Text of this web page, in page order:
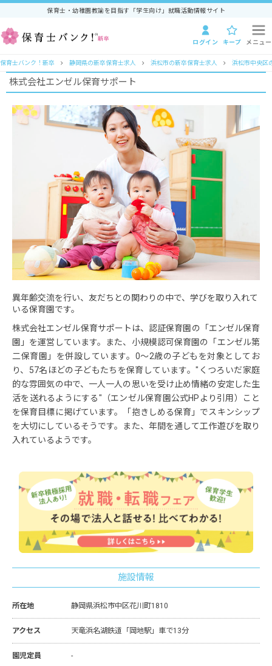
保育士・幼稚園教諭を目指す「学生向け」就職活動情報サイト
ログイン キープ メニュー
保育士バンク！新卒 静岡県の新卒保育士求人 浜松市の新卒保育士求人 浜松市中央区
株式会社エンゼル保育サポート
異年齢交流を行い、友だちとの関わりの中で、学びを取り入れて
いる保育園です。
株式会社エンゼル保育サポートは、認証保育園の「エンゼル保育
園」を運営しています。また、小規模認可保育園の「エンゼル第
二保育園」を併設しています。0～2歳の子どもを対象としてお
り、57名ほどの子どもたちを保育しています。"くつろいだ家庭
的な雰囲気の中で、一人一人の思いを受け止め情緒の安定した生
活を送れるようにする"（エンゼル保育園公式HPより引用）こと
を保育目標に掲げています。「抱きしめる保育」でスキンシップ
を大切にしているそうです。また、年間を通して工作遊びを取り
入れているようです。
施設情報
所在地 静岡県浜松市中区花川町1810
アクセス 天竜浜名湖鉄道「岡地駅」車で13分
園児定員 -